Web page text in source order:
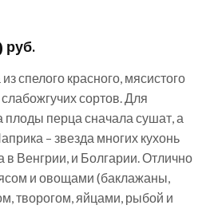
руб.
спелого красного, мясистого
сортов. Для
плоды перца сначала сушат, а
– звезда многих кухонь
Венгрии, и Болгарии. Отлично
и овощами (баклажаны,
творогом, яйцами, рыбой и